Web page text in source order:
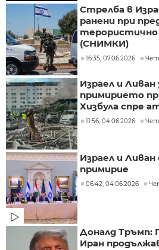
Стрелба в
ранени при
терористично
(СНИМКИ)
16:35, 07.06.2026
Израел и
примирието
Хизбула спре
11:56, 04.06.2026
Израел и Ливан
примирие
06:42, 04.06.2026
Доналд Тръмп:
Иран